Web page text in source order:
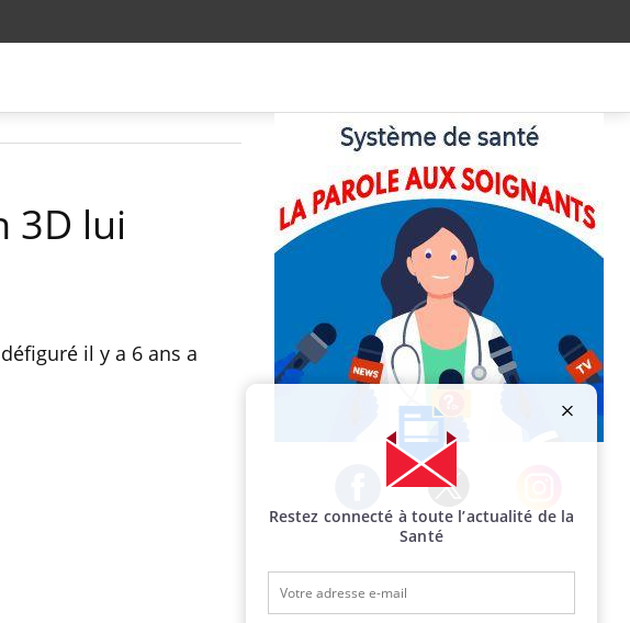
3D lui
il y a 6 ans a
Facebook Twitter Instagram
Restez connecté à toute l’actualité de la
Santé